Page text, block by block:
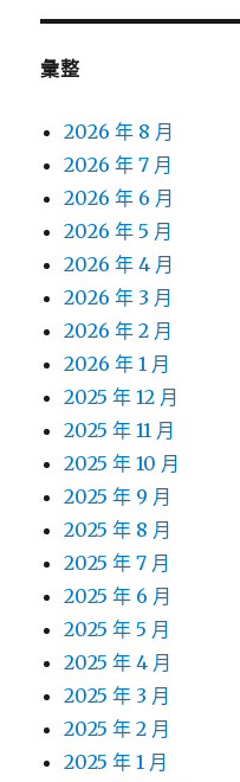
彙整
2026 年 8 月
2026 年 7 月
2026 年 6 月
2026 年 5 月
2026 年 4 月
2026 年 3 月
2026 年 2 月
2026 年 1 月
2025 年 12 月
2025 年 11 月
2025 年 10 月
2025 年 9 月
2025 年 8 月
2025 年 7 月
2025 年 6 月
2025 年 5 月
2025 年 4 月
2025 年 3 月
2025 年 2 月
2025 年 1 月